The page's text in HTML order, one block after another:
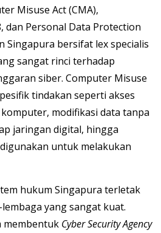
Misuse Act (CMA),
dan Personal Data Protection
Singapura bersifat lex specialis
sangat rinci terhadap
siber. Computer Misuse
tindakan seperti akses
modifikasi data tanpa
jaringan digital, hingga
untuk melakukan
hukum Singapura terletak
yang sangat kuat.
membentuk Cyber Security Agency